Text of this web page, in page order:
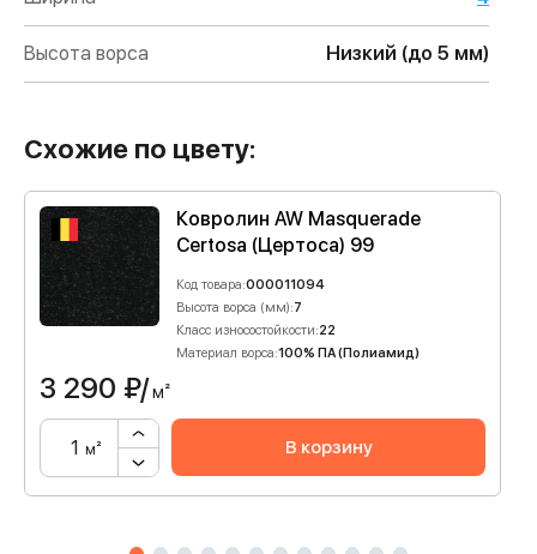
Высота ворса Низкий (до 5 мм)
Схожие по цвету:
Ковролин AW Masquerade
Certosa (Цертоса) 99
Код товара:000011094
Высота ворса (мм):7
Класс износостойкости:22
Материал ворса:100% ПА (Полиамид)
3 290 ₽/м²
м² В корзину